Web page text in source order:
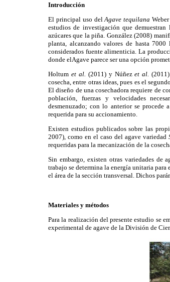
Introducción
El principal uso delAgave tequilana
estudios de investigación que
azúcares que la piña. González (2008)
planta, alcanzando valores de hasta
considerados fuente alimenticia. La
donde elAgave parece ser una opción
Holtum et al. (2011) y Núñezet al.
cosecha, entre otras ideas, pues es el
El diseño de una cosechadora requiere de
población, fuerzas y velocidades
desmenuzado; con lo anterior se procede
requerida para su accionamiento.
Existen estudios publicados sobre las
2007), como en el caso del agave variedad
requeridas para la mecanización de la
Sin embargo, existen otras variedades de
trabajo se determina la energía unitaria
el área de la sección transversal. Dichos
Materiales y métodos
Para la realización del presente estudio se
experimental de agave de la División de